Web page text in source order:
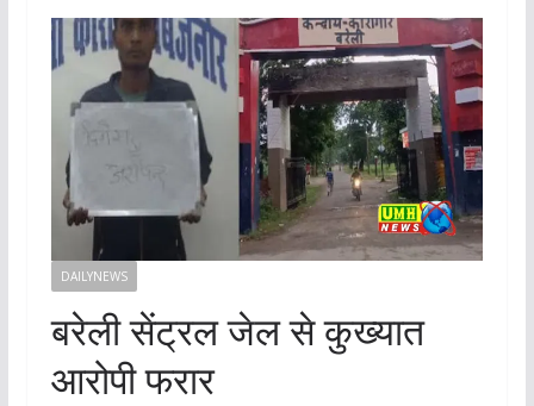
DAILYNEWS
बरेली सेंट्रल जेल से कुख्यात
आरोपी फरार